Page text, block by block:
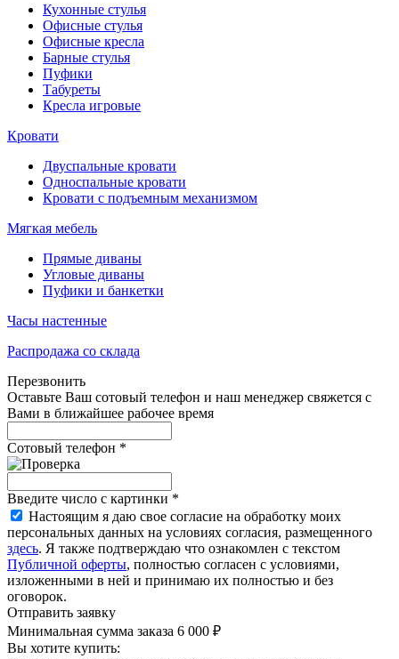
Кухонные стулья
Офисные стулья
Офисные кресла
Барные стулья
Пуфики
Табуреты
Кресла игровые
Кровати
Двуспальные кровати
Односпальные кровати
Кровати с подъемным механизмом
Мягкая мебель
Прямые диваны
Угловые диваны
Пуфики и банкетки
Часы настенные
Распродажа со склада
Перезвонить
Оставьте Ваш сотовый телефон и наш менеджер свяжется с
Вами в ближайшее рабочее время
Сотовый телефон *
Введите число с картинки *
Настоящим я даю свое согласие на обработку моих
персональных данных на условиях согласия, размещенного
здесь. Я также подтверждаю что ознакомлен с текстом
Публичной оферты, полностью согласен с условиями,
изложенными в ней и принимаю их полностью и без
оговорок.
Отправить заявку
Минимальная сумма заказа 6 000 ₽
Вы хотите купить: